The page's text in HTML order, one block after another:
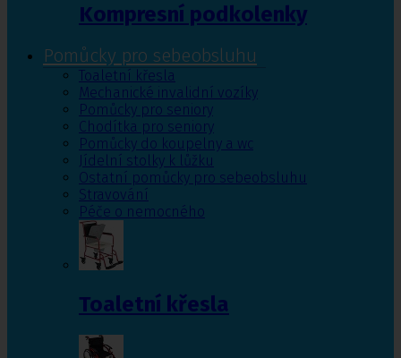
Kompresní podkolenky
Pomůcky pro sebeobsluhu
Toaletní křesla
Mechanické invalidní vozíky
Pomůcky pro seniory
Chodítka pro seniory
Pomůcky do koupelny a wc
Jídelní stolky k lůžku
Ostatní pomůcky pro sebeobsluhu
Stravování
Péče o nemocného
Toaletní křesla